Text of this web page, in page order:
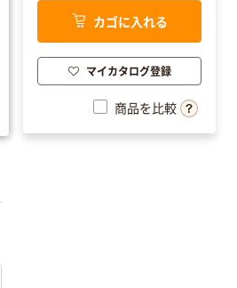
カゴに入れる
マイカタログ登録
商品を比較